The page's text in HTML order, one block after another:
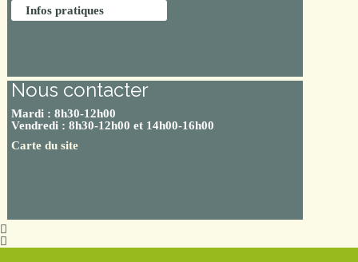
Infos pratiques
Nous contacter
Mardi : 8h30-12h00
Vendredi : 8h30-12h00 et 14h00-16h00
Carte du site